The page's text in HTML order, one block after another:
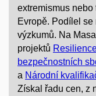
extremismus
Evropě. Podílel
výzkumů. Na
projektů
bezpečnostních
a Národní
Získal řadu cen, z